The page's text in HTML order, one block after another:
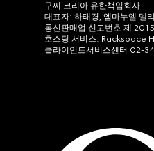
구찌 코리아 유한책임회사
대표자: 하태경, 엠마누엘 델
통신판매업 신고번호 제
호스팅 서비스: Rackspace
클라이언트서비스센터 02-